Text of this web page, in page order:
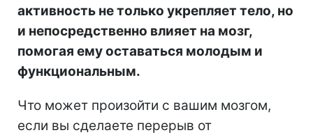
активность не только укрепляет тело, но
и непосредственно влияет на мозг,
помогая ему оставаться молодым и
функциональным.
Что может произойти с вашим мозгом,
если вы сделаете перерыв от